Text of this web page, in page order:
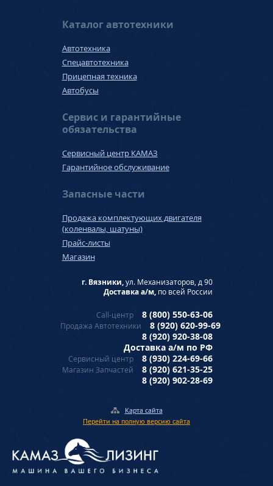
Каталог автотехники
Автотехника
Спецавтотехника
Прицепная техника
Автобусы
Сервис и гарантийные
обязательства
Сервисный центр КАМАЗ
Гарантийное обслуживание
Запасные части
Продажа комплектующих двигателя
(коленвалы, шатуны)
Прайс-листы
Магазин
г. Вязники,ул. Механизаторов, д 90
Доставка а/м, по всей России
Call-центр 8 (800) 550-63-06
Продажа Автотехники
8 (920) 620-99-69
8 (920) 920-38-08
Доставка а/м по РФ
Сервисный центр 8 (930) 224-69-66
Магазин Запчастей
8 (920) 621-35-25
8 (920) 902-28-69
Карта сайта
Перейти на полную версию сайта